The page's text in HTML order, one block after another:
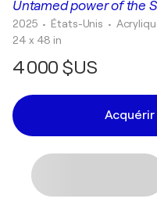
Untamed power of the
2025 • États-Unis •
24 x 48 in
4 000 $US